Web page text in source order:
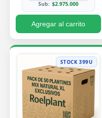
Sub: $2.975.000
Agregar al carrito
STOCK 399U